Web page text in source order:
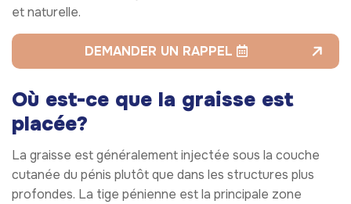
et naturelle.
DEMANDER UN RAPPEL
Où est-ce que la graisse est
placée?
La graisse est généralement injectée sous la couche
cutanée du pénis plutôt que dans les structures plus
profondes. La tige pénienne est la principale zone